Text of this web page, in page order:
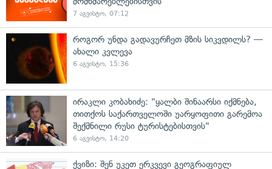
7 აგვისტო, 07:12
როგორ უნდა გადავურჩეთ მზის სიკვდილს? —
ახალი კვლევა
6 აგვისტო, 15:36
ირაკლი კობახიძე: "ყალბი შინაარსი იქმნება,
თითქოს საქართველოში უარყოფითი გარემოა
შექმნილი რუსი ტურისტებისთვის"
6 აგვისტო, 14:20
ქვიზი: შენ უკეთ ერკვევი გეოგრაფიულ